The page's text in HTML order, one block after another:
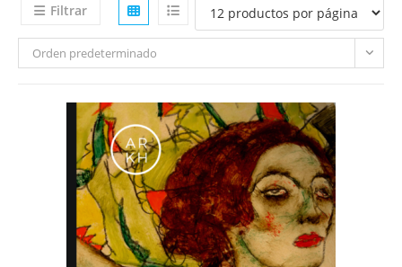
Filtrar
Orden predeterminado